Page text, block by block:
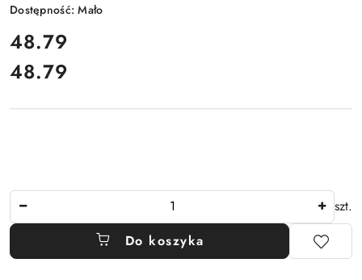
Dostępność:Mało
cena:
48.79
Cena:
48.79
szt.
Do koszyka